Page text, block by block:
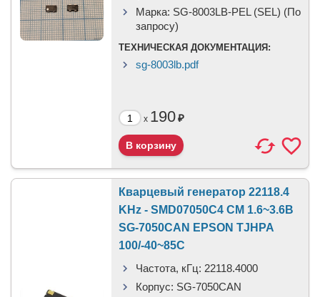
Марка: SG-8003LB-PEL (SEL) (По
запросу)
ТЕХНИЧЕСКАЯ ДОКУМЕНТАЦИЯ:
sg-8003lb.pdf
x 190₽
Кварцевый генератор 22118.4
KHz - SMD07050C4 CM 1.6~3.6В
SG-7050CAN EPSON TJHPA
100/-40~85C
Частота, кГц: 22118.4000
Корпус: SG-7050CAN